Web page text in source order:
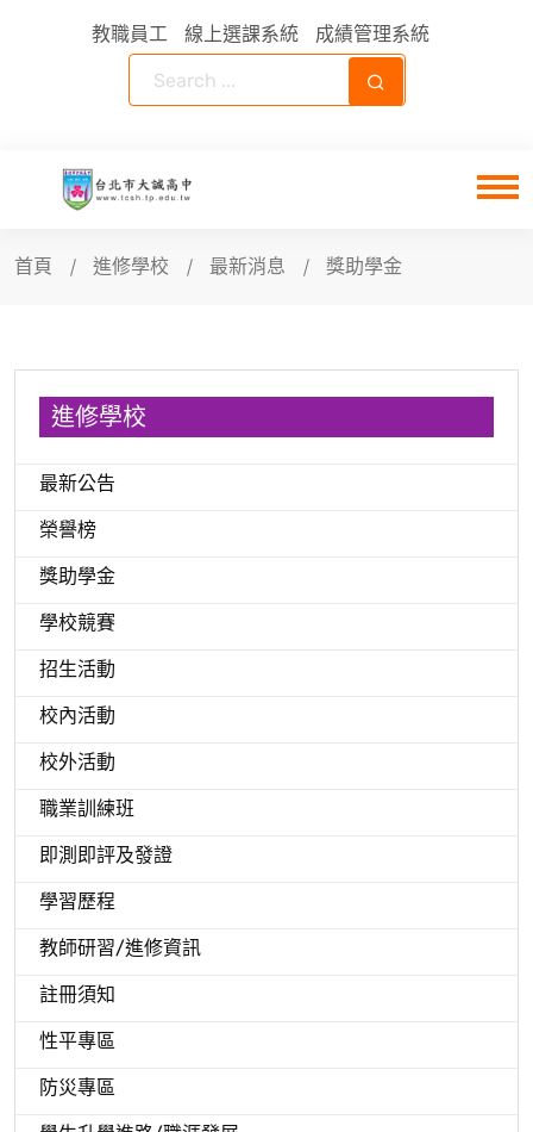
教職員工 線上選課系統 成績管理系統
首頁 進修學校 最新消息 獎助學金
進修學校
最新公告
榮譽榜
獎助學金
學校競賽
招生活動
校內活動
校外活動
職業訓練班
即測即評及發證
學習歷程
教師研習/進修資訊
註冊須知
性平專區
防災專區